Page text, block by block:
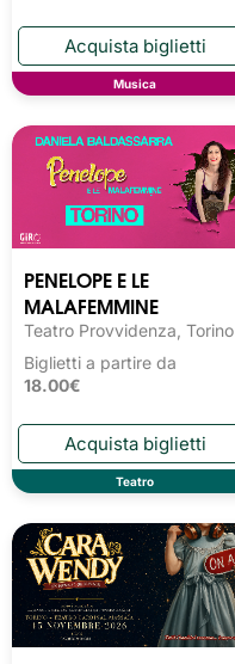
Musica
PENELOPE E LE
MALAFEMMINE
Teatro Provvidenza, Torino
Biglietti a partire da
18.00€
Teatro